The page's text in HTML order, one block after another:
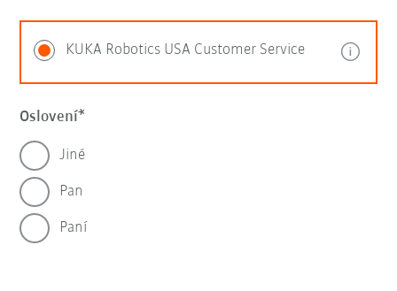
KUKA Robotics USA Customer Service
Oslovení
Jiné
Pan
Paní